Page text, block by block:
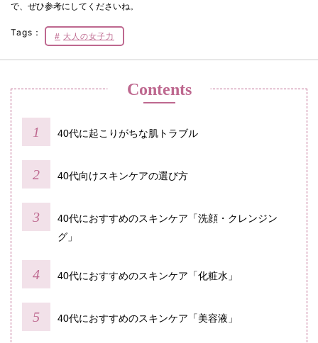
で、ぜひ参考にしてくださいね。
Tags： 大人の女子力
Contents
40代に起こりがちな肌トラブル
40代向けスキンケアの選び方
40代におすすめのスキンケア「洗顔・クレンジン
グ」
40代におすすめのスキンケア「化粧水」
40代におすすめのスキンケア「美容液」